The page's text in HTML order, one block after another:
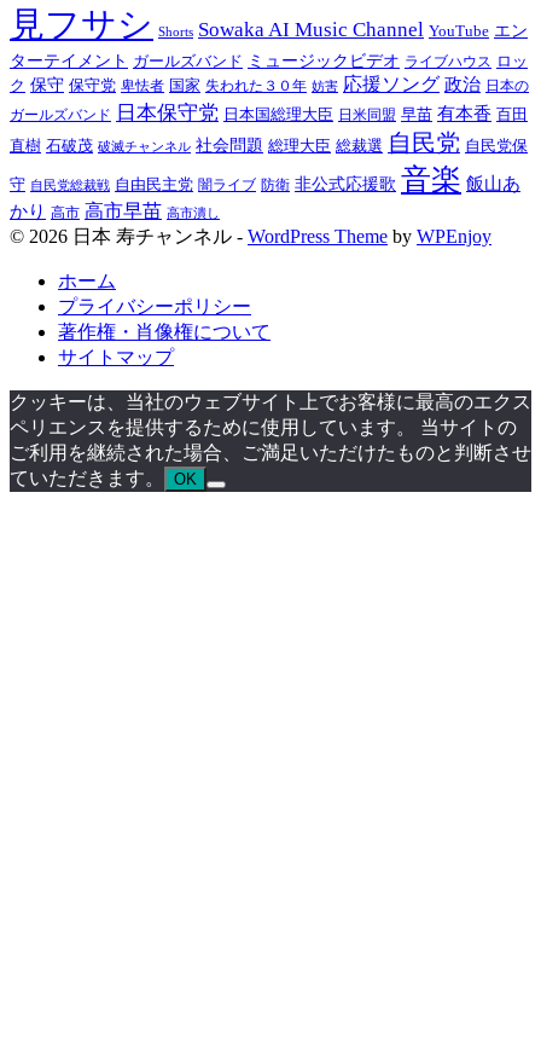
見フサシ Shorts Sowaka AI Music Channel YouTube エン
ターテイメント ガールズバンド ミュージックビデオ ライブハウス ロッ
ク 保守 保守党 卑怯者 国家 失われた３０年 妨害 応援ソング 政治 日本の
ガールズバンド
日本保守党 日本国総理大臣 日米同盟 早苗 有本香 百田
直樹 石破茂 破滅チャンネル 社会問題 総理大臣 総裁選 自民党 自民党保
守 自民党総裁戦 自由民主党 闇ライブ 防衛 非公式応援歌 音楽 飯山あ
かり 高市 高市早苗 高市潰し
© 2026 日本 寿チャンネル - WordPress Theme by WPEnjoy
ホーム
プライバシーポリシー
著作権・肖像権について
サイトマップ
クッキーは、当社のウェブサイト上でお客様に最高のエクス
ペリエンスを提供するために使用しています。 当サイトの
ご利用を継続された場合、ご満足いただけたものと判断させ
ていただきます。
OK